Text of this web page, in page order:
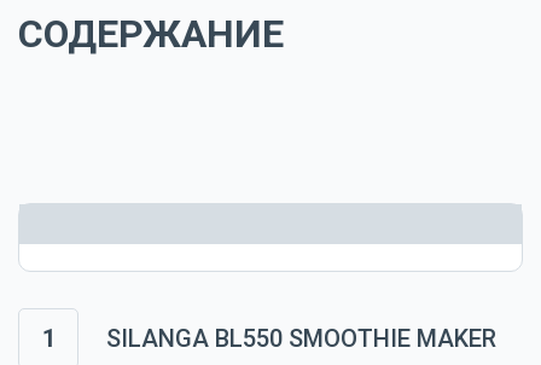
СОДЕРЖАНИЕ
1
SILANGA BL550 SMOOTHIE MAKER